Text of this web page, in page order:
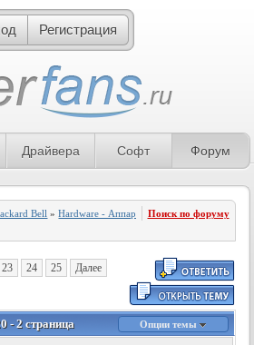
Регистрация
Драйвера Софт Форум
Bell »Hardware - Аппаратное обеспечение»
Поиск по форуму
23 24 25 Далее
- 2 страница Опции темы